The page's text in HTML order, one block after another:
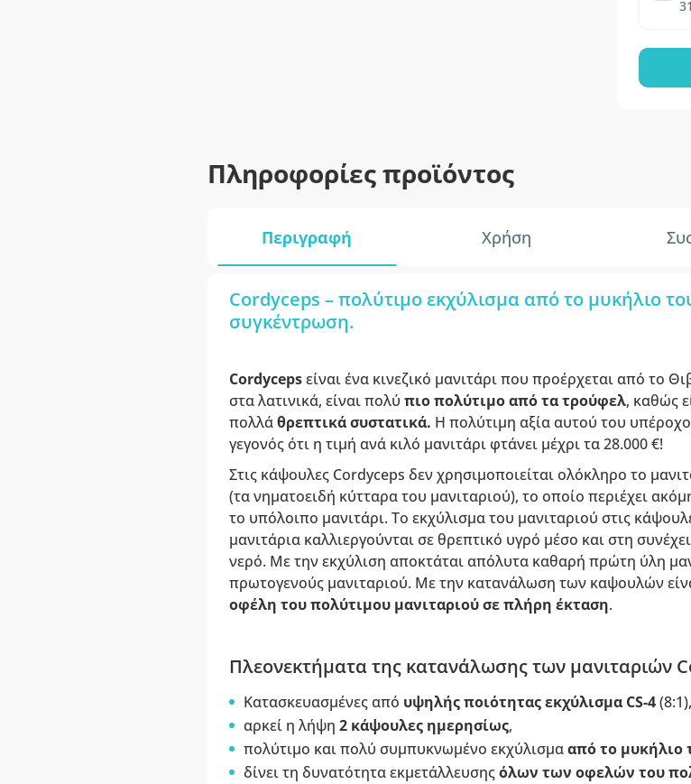
Πληροφορίες προϊόντος
Περιγραφή Χρήση
Cordyceps – πολύτιμο εκχύλισμα από το μυκήλιο
συγκέντρωση.
Cordycepsείναι ένα κινεζικό μανιτάρι που προέρχεται από το
στα λατινικά, είναι πολύ πιο πολύτιμο από τα τρούφελ, καθώς
πολλάθρεπτικά συστατικά. Η πολύτιμη αξία αυτού του
γεγονός ότι η τιμή ανά κιλό μανιτάρι φτάνει μέχρι τα 28.000 €!
Στις κάψουλες Cordyceps δεν χρησιμοποιείται ολόκληρο το
(τα νηματοειδή κύτταρα του μανιταριού), το οποίο περιέχει
το υπόλοιπο μανιτάρι. Το εκχύλισμα του μανιταριού στις
μανιτάρια καλλιεργούνται σε θρεπτικό υγρό μέσο και στη
νερό. Με την εκχύλιση αποκτάται απόλυτα καθαρή πρώτη ύλη
πρωτογενούς μανιταριού. Με την κατανάλωση των καψουλών
οφέλη του πολύτιμου μανιταριού σε πλήρη έκταση.
Πλεονεκτήματα της κατανάλωσης των μανιταριών
Κατασκευασμένες από υψηλής ποιότητας εκχύλισμα CS-4(8:1),
αρκεί η λήψη 2 κάψουλες ημερησίως,
πολύτιμο και πολύ συμπυκνωμένο εκχύλισμααπό το μυκήλιο
δίνει τη δυνατότητα εκμετάλλευσηςόλων των οφελών του